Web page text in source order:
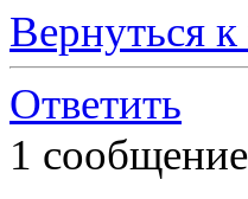
Вернуться к
Ответить
1